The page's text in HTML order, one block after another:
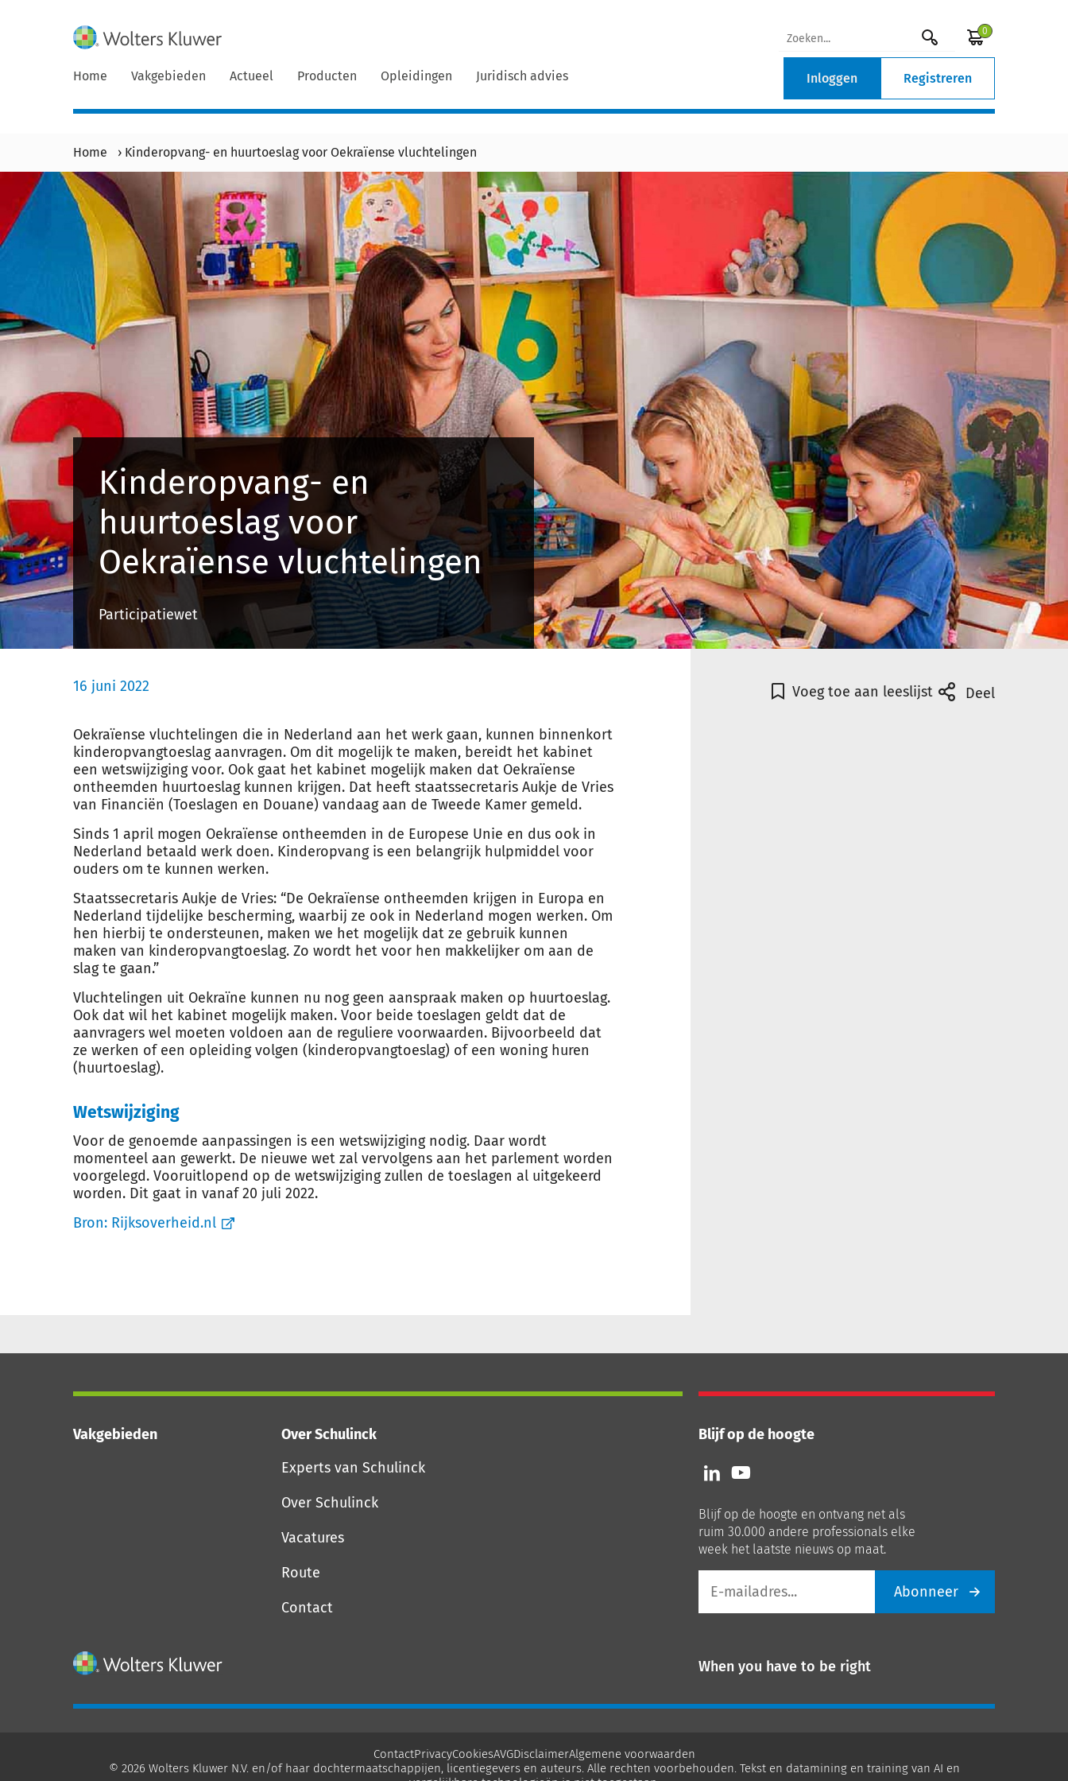
0
Home Vakgebieden Actueel Producten Opleidingen Juridisch advies Inloggen Registreren
Home › Kinderopvang- en huurtoeslag voor Oekraïense vluchtelingen
Kinderopvang- en
huurtoeslag voor
Oekraïense vluchtelingen
Participatiewet
16 juni 2022
Oekraïense vluchtelingen die in Nederland aan het werk gaan, kunnen binnenkort
kinderopvangtoeslag aanvragen. Om dit mogelijk te maken, bereidt het kabinet
een wetswijziging voor. Ook gaat het kabinet mogelijk maken dat Oekraïense
ontheemden huurtoeslag kunnen krijgen. Dat heeft staatssecretaris Aukje de Vries
van Financiën (Toeslagen en Douane) vandaag aan de Tweede Kamer gemeld.
Sinds 1 april mogen Oekraïense ontheemden in de Europese Unie en dus ook in
Nederland betaald werk doen. Kinderopvang is een belangrijk hulpmiddel voor
ouders om te kunnen werken.
Staatssecretaris Aukje de Vries: “De Oekraïense ontheemden krijgen in Europa en
Nederland tijdelijke bescherming, waarbij ze ook in Nederland mogen werken. Om
hen hierbij te ondersteunen, maken we het mogelijk dat ze gebruik kunnen
maken van kinderopvangtoeslag. Zo wordt het voor hen makkelijker om aan de
slag te gaan.”
Vluchtelingen uit Oekraïne kunnen nu nog geen aanspraak maken op huurtoeslag.
Ook dat wil het kabinet mogelijk maken. Voor beide toeslagen geldt dat de
aanvragers wel moeten voldoen aan de reguliere voorwaarden. Bijvoorbeeld dat
ze werken of een opleiding volgen (kinderopvangtoeslag) of een woning huren
(huurtoeslag).
Wetswijziging
Voor de genoemde aanpassingen is een wetswijziging nodig. Daar wordt
momenteel aan gewerkt. De nieuwe wet zal vervolgens aan het parlement worden
voorgelegd. Vooruitlopend op de wetswijziging zullen de toeslagen al uitgekeerd
worden. Dit gaat in vanaf 20 juli 2022.
Bron: Rijksoverheid.nl
Voeg toe aan leeslijst Deel
Vakgebieden
Over Schulinck
Experts van Schulinck
Over Schulinck
Vacatures
Route
Contact
Blijf op de hoogte
Volg
ons
LinkedIn
Volg
ons
Youtube
Blijf op de hoogte en ontvang net als
ruim 30.000 andere professionals elke
week het laatste nieuws op maat.
mailadres
Abonneer
When you have to be right
ContactPrivacyCookiesAVGDisclaimerAlgemene voorwaarden
© 2026 Wolters Kluwer N.V. en/of haar dochtermaatschappijen, licentiegevers en auteurs. Alle rechten voorbehouden. Tekst en datamining en training van AI en